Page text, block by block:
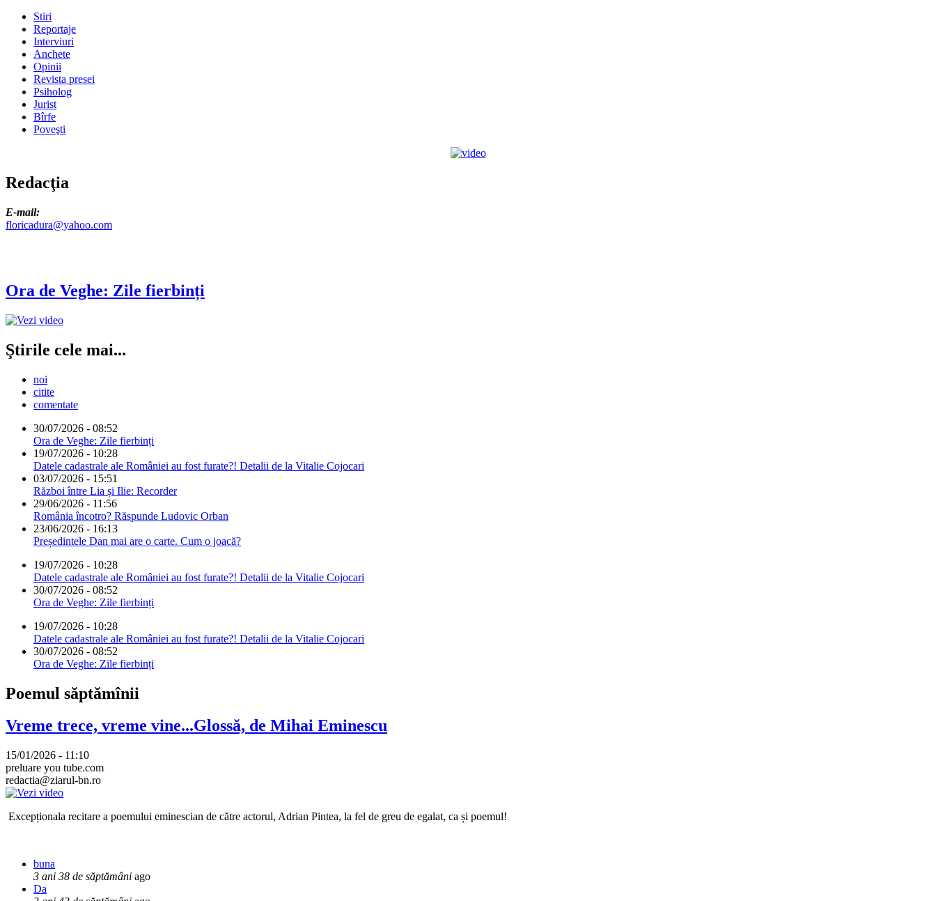
Stiri
Reportaje
Interviuri
Anchete
Opinii
Revista presei
Psiholog
Jurist
Bîrfe
Poveşti
Redacţia
E-mail:
floricadura@yahoo.com
Ora de Veghe: Zile fierbinți
Ştirile cele mai...
noi
citite
comentate
30/07/2026 - 08:52
Ora de Veghe: Zile fierbinți
19/07/2026 - 10:28
Datele cadastrale ale României au fost furate?! Detalii de la Vitalie Cojocari
03/07/2026 - 15:51
Război între Lia și Ilie: Recorder
29/06/2026 - 11:56
România încotro? Răspunde Ludovic Orban
23/06/2026 - 16:13
Președintele Dan mai are o carte. Cum o joacă?
19/07/2026 - 10:28
Datele cadastrale ale României au fost furate?! Detalii de la Vitalie Cojocari
30/07/2026 - 08:52
Ora de Veghe: Zile fierbinți
19/07/2026 - 10:28
Datele cadastrale ale României au fost furate?! Detalii de la Vitalie Cojocari
30/07/2026 - 08:52
Ora de Veghe: Zile fierbinți
Poemul săptămînii
Vreme trece, vreme vine...Glossă, de Mihai Eminescu
15/01/2026 - 11:10
preluare you tube.com
redactia@ziarul-bn.ro
Excepționala recitare a poemului eminescian de către actorul, Adrian Pintea, la fel de greu de egalat, ca și poemul!
buna
3 ani 38 de săptămâni ago
Da